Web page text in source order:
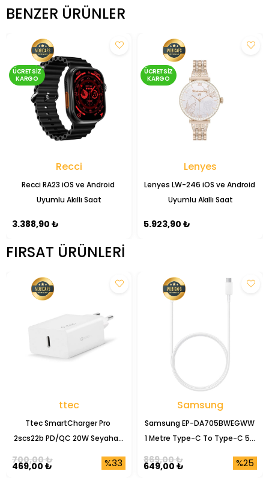
BENZER ÜRÜNLER
Recci
Recci RA23 iOS ve Android
Uyumlu Akıllı Saat
ÜCRETSIZ
KARGO
3.388,90 ₺
Lenyes
Lenyes LW-246 iOS ve Android
Uyumlu Akıllı Saat
ÜCRETSIZ
KARGO
5.923,90 ₺
FIRSAT ÜRÜNLERI
ttec
Ttec SmartCharger Pro
2scs22b PD/QC 20W Seyahat
%33
469,00 ₺
700,00 ₺
Samsung
Samsung EP-DA705BWEGWW
1 Metre Type-C To Type-C 5A
%25
649,00 ₺
869,00 ₺